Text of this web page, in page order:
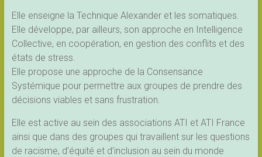
Elle enseigne la Technique Alexander et les somatiques.
Elle développe, par ailleurs, son approche en Intelligence
Collective, en coopération, en gestion des conflits et des
états de stress.
Elle propose une approche de la Consensance
Systémique pour permettre aux groupes de prendre des
décisions viables et sans frustration.
Elle est active au sein des associations ATI et ATI France
ainsi que dans des groupes qui travaillent sur les questions
de racisme, d’équité et d’inclusion au sein du monde